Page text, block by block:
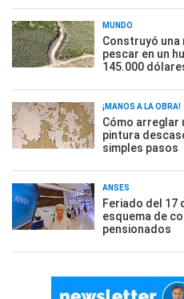
MUNDO
Construyó una
pescar en un
145.000
¡MANOS A LA OBRA!
Cómo arreglar
pintura
simples pasos
ANSES
Feriado del 17
esquema de
pensionados